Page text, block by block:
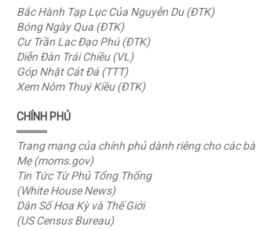
Bắc Hành Tạp Lục Của Nguyễn Du (ĐTK)
Bóng Ngày Qua (ĐTK)
Cư Trần Lạc Đạo Phú (ĐTK)
Diễn Đàn Trái Chiều (VL)
Góp Nhặt Cát Đá (TTT)
Xem Nôm Thuý Kiều (ĐTK)
CHÍNH PHỦ
Trang mạng của chính phủ dành riêng cho các bà
Mẹ (moms.gov)
Tin Tức Từ Phủ Tổng Thống
(White House News)
Dân Số Hoa Kỳ và Thế Giới
(US Census Bureau)